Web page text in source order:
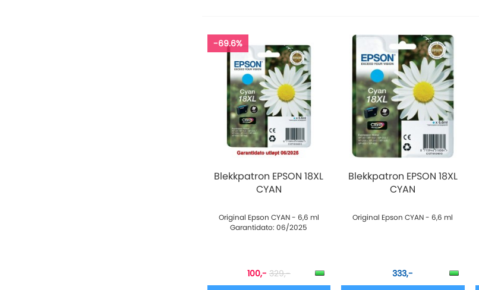
-69.6%
Blekkpatron EPSON 18XL
CYAN
Original Epson CYAN - 6,6 ml
Garantidato: 06/2025
100,- 329,-
Blekkpatron EPSON 18XL
CYAN
Original Epson CYAN - 6,6 ml
333,-